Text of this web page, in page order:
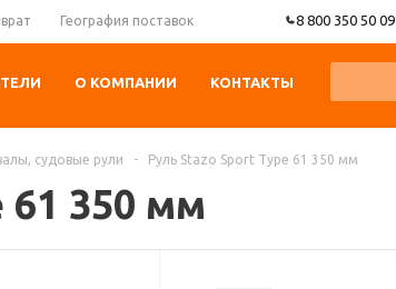
География поставок 8 800 350 50 09
О КОМПАНИИ КОНТАКТЫ
судовые рули - Руль Stazo Sport Type 61 350 мм
61 350 мм